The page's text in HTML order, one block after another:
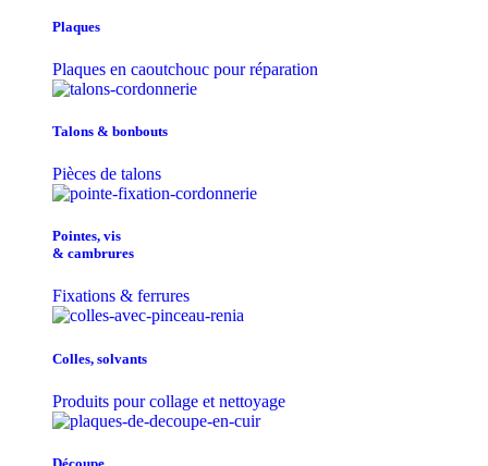
Plaques
Plaques en caoutchouc pour réparation
Talons & bonbouts
Pièces de talons
Pointes, vis
& cambrures
Fixations & ferrures
Colles, solvants
Produits pour collage et nettoyage